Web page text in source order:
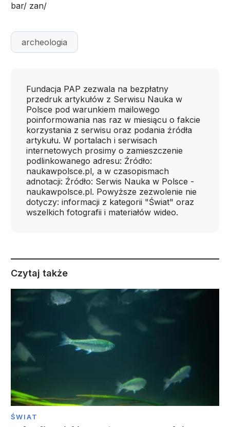
bar/ zan/
archeologia
Fundacja PAP zezwala na bezpłatny
przedruk artykułów z Serwisu Nauka w
Polsce pod warunkiem mailowego
poinformowania nas raz w miesiącu o fakcie
korzystania z serwisu oraz podania źródła
artykułu. W portalach i serwisach
internetowych prosimy o zamieszczenie
podlinkowanego adresu: Źródło:
naukawpolsce.pl, a w czasopismach
adnotacji: Źródło: Serwis Nauka w Polsce -
naukawpolsce.pl. Powyższe zezwolenie nie
dotyczy: informacji z kategorii "Świat" oraz
wszelkich fotografii i materiałów wideo.
Czytaj także
ŚWIAT